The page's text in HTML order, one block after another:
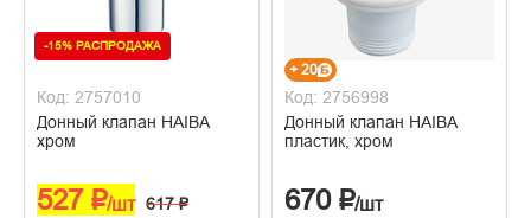
-15% РАСПРОДАЖА
Код: 2757010
Донный клапан HAIBA
хром
527 ₽/шт 617 ₽
+ 20
Код: 2756998
Донный клапан HAIBA
пластик, хром
670 ₽/шт